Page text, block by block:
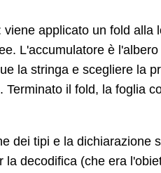
applicato un fold alla
L'accumulatore è
la stringa e scegliere la
il fold, la foglia
dei tipi e la dichiarazione
decodifica (che era